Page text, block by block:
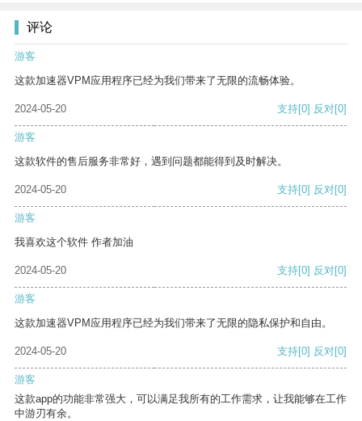
评论
游客
这款加速器VPM应用程序已经为我们带来了无限的流畅体验。
2024-05-20 支持[0] 反对[0]
游客
这款软件的售后服务非常好，遇到问题都能得到及时解决。
2024-05-20 支持[0] 反对[0]
游客
我喜欢这个软件 作者加油
2024-05-20 支持[0] 反对[0]
游客
这款加速器VPM应用程序已经为我们带来了无限的隐私保护和自由。
2024-05-20 支持[0] 反对[0]
游客
这款app的功能非常强大，可以满足我所有的工作需求，让我能够在工作
中游刃有余。